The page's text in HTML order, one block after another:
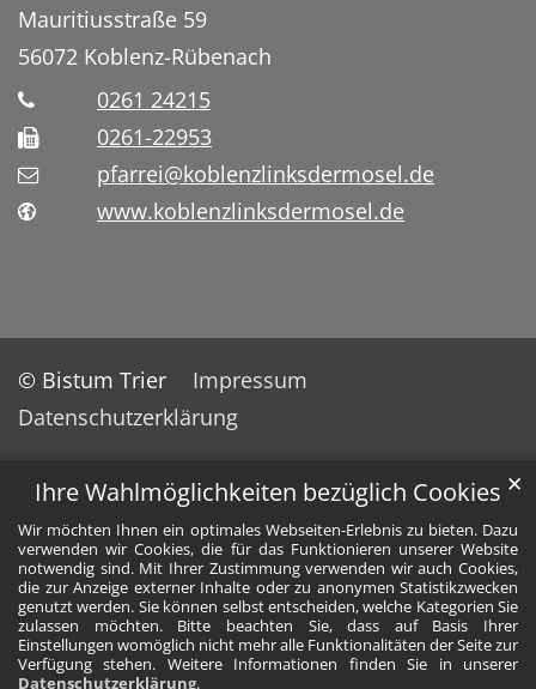
Ihre Wahlmöglichkeiten bezüglich Cookies
Wir möchten Ihnen ein optimales Webseiten-Erlebnis zu bieten. Dazu
verwenden wir Cookies, die für das Funktionieren unserer Website
notwendig sind. Mit Ihrer Zustimmung verwenden wir auch Cookies,
die zur Anzeige externer Inhalte oder zu anonymen Statistikzwecken
genutzt werden. Sie können selbst entscheiden, welche Kategorien Sie
zulassen möchten. Bitte beachten Sie, dass auf Basis Ihrer
Einstellungen womöglich nicht mehr alle Funktionalitäten der Seite zur
Verfügung stehen. Weitere Informationen finden Sie in unserer
Datenschutzerklärung.
✕
Mauritiusstraße 59
56072 Koblenz-Rübenach
0261 24215
0261-22953
pfarrei@koblenzlinksdermosel.de
www.koblenzlinksdermosel.de
© Bistum Trier
Impressum
Datenschutzerklärung